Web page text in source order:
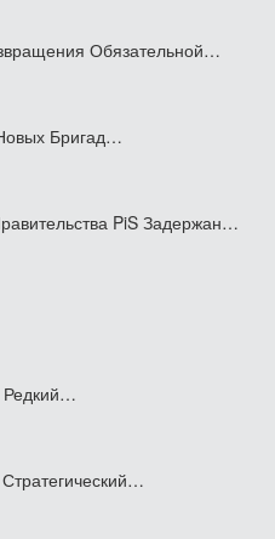
Обязательной…
Бригад…
PiS Задержан…
Редкий…